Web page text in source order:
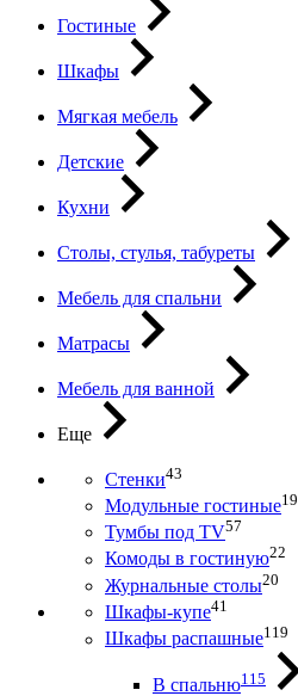
Гостиные
Шкафы
Мягкая мебель
Детские
Кухни
Столы, стулья, табуреты
Мебель для спальни
Матрасы
Мебель для ванной
Еще
Стенки43
Модульные гостиные19
Тумбы под ТV57
Комоды в гостиную22
Журнальные столы20
Шкафы-купе41
Шкафы распашные119
В спальню115